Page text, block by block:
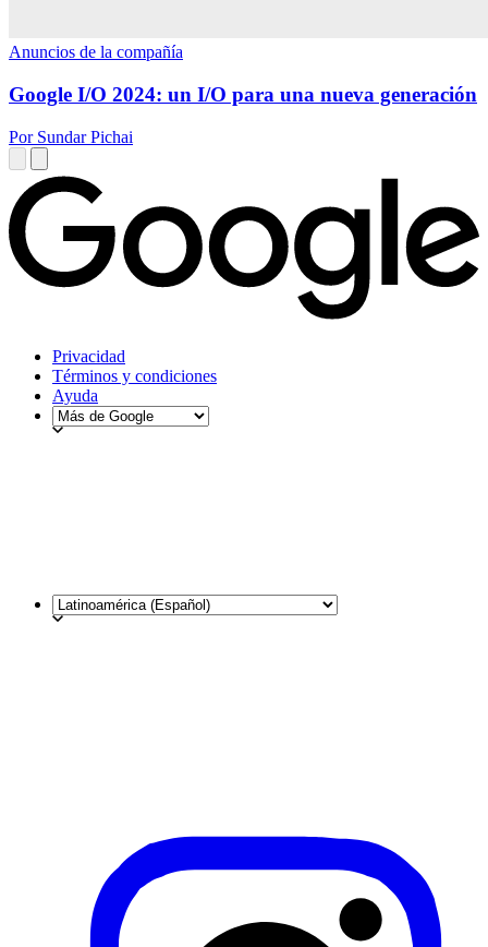
Anuncios de la compañía
Google I/O 2024: un I/O para una nueva generación
Por Sundar Pichai
Privacidad
Términos y condiciones
Ayuda